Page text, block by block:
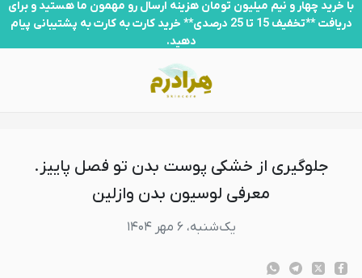
جلوگیری از خشکی پوست بدن تو فصل پاییز. معرفی لوسیون بدن وازلین
با خرید چهار و نیم میلیون تومان هزینه ارسال رو مهمون ما هستید و برای
دریافت **تخفیف 15 تا 25 درصدی** خرید کارت به کارت به پشتیبانی پیام
دهید.
جلوگیری از خشکی پوست بدن تو فصل پاییز.
معرفی لوسیون بدن وازلین
یک‌شنبه، ۶ مهر ۱۴۰۴